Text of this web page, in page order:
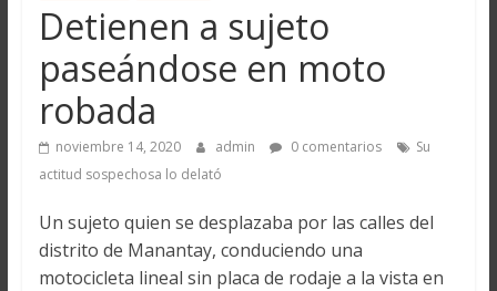
Detienen a sujeto
paseándose en moto
robada
noviembre 14, 2020 admin 0 comentarios
Su
actitud sospechosa lo delató
Un sujeto quien se desplazaba por las calles del
distrito de Manantay, conduciendo una
motocicleta lineal sin placa de rodaje a la vista en